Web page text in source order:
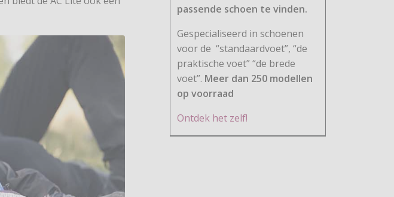
passende schoen te vinden.
Gespecialiseerd in schoenen
voor de “standaardvoet”, “de
praktische voet” “de brede
voet”. Meer dan 250 modellen
op voorraad
Ontdek het zelf!